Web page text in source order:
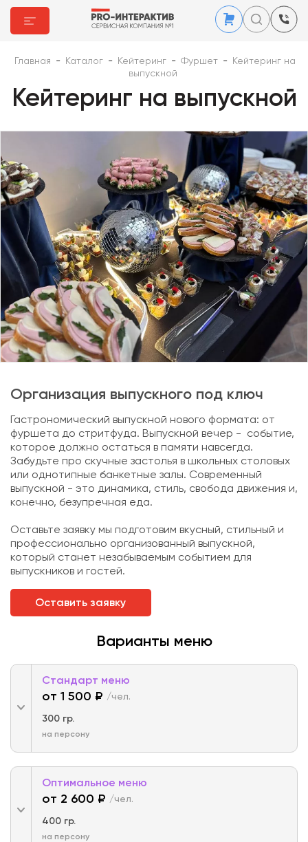
Главная - Каталог - Кейтеринг - Фуршет -
Кейтеринг на
выпускной
Кейтеринг на выпускной
Организация выпускного под ключ
Гастрономический выпускной нового формата: от
фуршета до стритфуда. Выпускной вечер - событие,
которое должно остаться в памяти навсегда.
Забудьте про скучные застолья в школьных столовых
или однотипные банкетные залы. Современный
выпускной - это динамика, стиль, свобода движения и,
конечно, безупречная еда.
Оставьте заявку мы подготовим вкусный, стильный и
профессионально организованный выпускной,
который станет незабываемым событием для
выпускников и гостей.
Оставить заявку
Варианты меню
Стандарт меню
от 1 500 ₽ /чел.
300 гр.
на персону
Оптимальное меню
от 2 600 ₽ /чел.
400 гр.
на персону